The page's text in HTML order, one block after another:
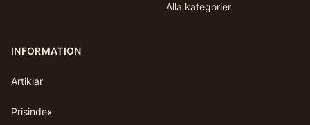
Alla kategorier
INFORMATION
Artiklar
Prisindex